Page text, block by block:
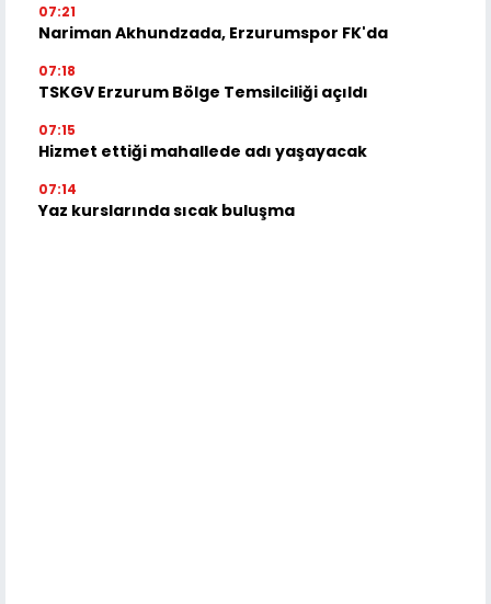
07:21
Nariman Akhundzada, Erzurumspor FK'da
07:18
TSKGV Erzurum Bölge Temsilciliği açıldı
07:15
Hizmet ettiği mahallede adı yaşayacak
07:14
Yaz kurslarında sıcak buluşma